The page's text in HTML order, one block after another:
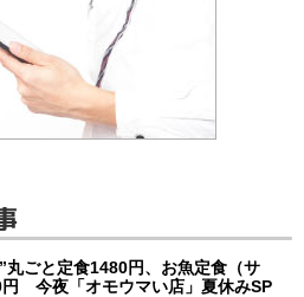
丸ごと定食1480円、お魚定食（サ
円 今夜「オモウマい店」夏休みSP